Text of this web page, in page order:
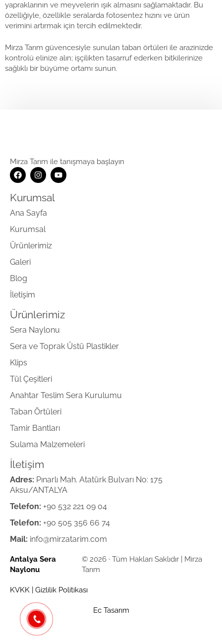
yapraklarının ve meyvelerin ışık almasını sağlamaktadır. Bu
özelliğiyle, özellikle seralarda fotosentez hızını ve ürün
verimini artırmak için tercih edilmektedir.
Mirza Tarım güvencesiyle sunulan taban örtüleri ile arazinizde
kontrolü elinize alın; işçilikten tasarruf ederken bitkilerinize
sağlıklı bir büyüme ortamı sunun.
Mirza Tarım ile tanışmaya başlayın
Kurumsal
Ana Sayfa
Kurumsal
Ürünlerimiz
Galeri
Blog
İletişim
Ürünlerimiz
Sera Naylonu
Sera ve Toprak Üstü Plastikler
Klips
Tül Çeşitleri
Anahtar Teslim Sera Kurulumu
Taban Örtüleri
Tamir Bantları
Sulama Malzemeleri
İletişim
Adres: Pınarlı Mah. Atatürk Bulvarı No: 175
Aksu/ANTALYA
Telefon: +90 532 221 09 04
Telefon: +90 505 356 66 74
Mail: info@mirzatarim.com
Antalya Sera
Naylonu
© 2026 · Tüm Hakları Saklıdır | Mirza
Tarım
KVKK Gizlilik Politikası
Ec Tasarım